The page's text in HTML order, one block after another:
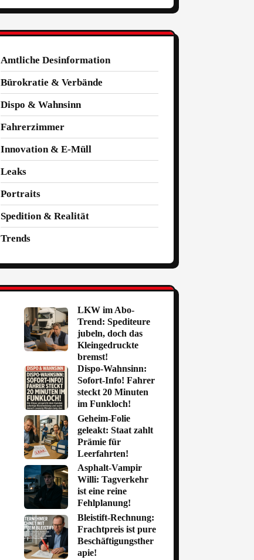
Amtliche Desinformation
Bürokratie & Verbände
Dispo & Wahnsinn
Fahrerzimmer
Innovation & E-Müll
Leaks
Portraits
Spedition & Realität
Trends
LKW im Abo-
Trend: Spediteure
jubeln, doch das
Kleingedruckte
bremst!
Dispo-Wahnsinn:
Sofort-Info! Fahrer
steckt 20 Minuten
im Funkloch!
Geheim-Folie
geleakt: Staat zahlt
Prämie für
Leerfahrten!
Asphalt-Vampir
Willi: Tagverkehr
ist eine reine
Fehlplanung!
Bleistift-Rechnung:
Frachtpreis ist pure
Beschäftigungsther
apie!